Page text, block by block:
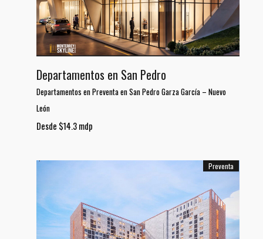
Departamentos en San Pedro
Departamentos en Preventa en San Pedro Garza García – Nuevo
León
Desde $14.3 mdp
Preventa